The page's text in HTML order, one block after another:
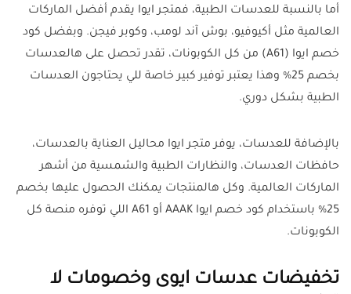
أما بالنسبة للعدسات الطبية، فمتجر ايوا يقدم أفضل الماركات
العالمية مثل أكيوفيو، بوش آند لومب، وكوبر فيجن. وبفضل كود
خصم ايوا (A61) من كل الكوبونات، تقدر تحصل على هالعدسات
بخصم 25% وهذا يعتبر توفير كبير خاصة للي يحتاجون العدسات
الطبية بشكل دوري.
بالإضافة للعدسات، يوفر متجر ايوا محاليل العناية بالعدسات،
حافظات العدسات، والنظارات الطبية والشمسية من أشهر
الماركات العالمية. وكل هالمنتجات يمكنك الحصول عليها بخصم
25% باستخدام كود خصم ايوا AAAK أو A61 اللي توفره منصة كل
الكوبونات.
تخفيضات عدسات ايوى وخصومات لا